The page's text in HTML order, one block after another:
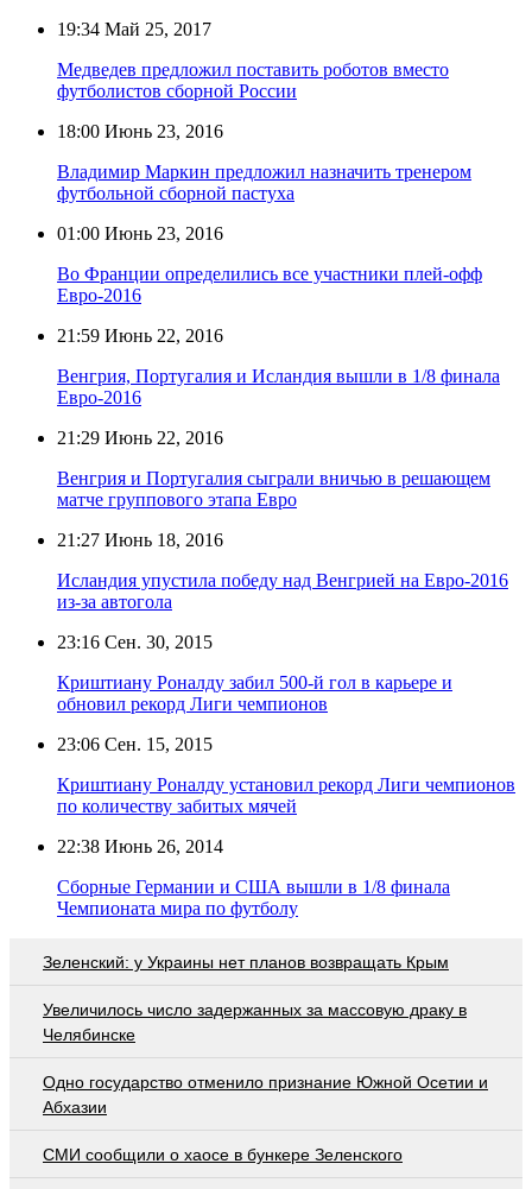
19:34 Май 25, 2017
Медведев предложил поставить роботов вместо
футболистов сборной России
18:00 Июнь 23, 2016
Владимир Маркин предложил назначить тренером
футбольной сборной пастуха
01:00 Июнь 23, 2016
Во Франции определились все участники плей-офф
Евро-2016
21:59 Июнь 22, 2016
Венгрия, Португалия и Исландия вышли в 1/8 финала
Евро-2016
21:29 Июнь 22, 2016
Венгрия и Португалия сыграли вничью в решающем
матче группового этапа Евро
21:27 Июнь 18, 2016
Исландия упустила победу над Венгрией на Евро-2016
из-за автогола
23:16 Сен. 30, 2015
Криштиану Роналду забил 500-й гол в карьере и
обновил рекорд Лиги чемпионов
23:06 Сен. 15, 2015
Криштиану Роналду установил рекорд Лиги чемпионов
по количеству забитых мячей
22:38 Июнь 26, 2014
Сборные Германии и США вышли в 1/8 финала
Чемпионата мира по футболу
Зеленский: у Украины нет планов возвращать Крым
Увеличилось число задержанных за массовую драку в
Челябинске
Одно государство отменило признание Южной Осетии и
Абхазии
СМИ сообщили о хаосе в бункере Зеленского